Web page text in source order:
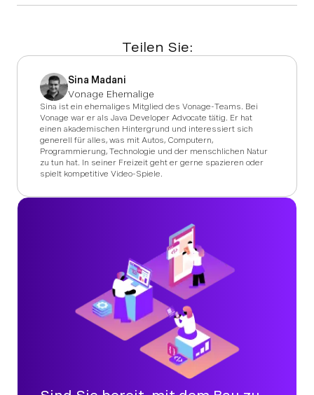
Teilen Sie:
Sina Madani
Vonage Ehemalige
Sina ist ein ehemaliges Mitglied des Vonage-Teams. Bei
Vonage war er als Java Developer Advocate tätig. Er hat
einen akademischen Hintergrund und interessiert sich
generell für alles, was mit Autos, Computern,
Programmierung, Technologie und der menschlichen Natur
zu tun hat. In seiner Freizeit geht er gerne spazieren oder
spielt kompetitive Video-Spiele.